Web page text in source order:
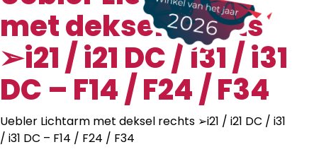
met deksel rechts
➢i21 / i21 DC / i31 / i31
DC – F14 / F24 / F34
Uebler Lichtarm met deksel rechts ➢i21 / i21 DC / i31
/ i31 DC – F14 / F24 / F34